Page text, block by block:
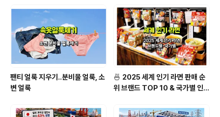
사회, 유럽의회가 신규 입법안 추진 시 세부 내용을 확정하
는 가장 중요한 관문입니다. 반도체법은 향후 유럽의회와
이사회 각..
팬티 얼룩 지우기..분비물 얼룩, 소
변 얼룩
🍜 2025 세계 인기 라면 판매 순
위 브랜드 TOP 10 & 국가별 인기